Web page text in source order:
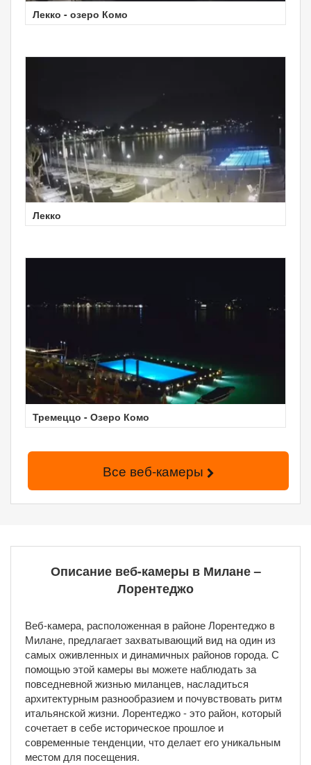
Лекко - озеро Комо
Лекко
Тремеццо - Озеро Комо
Все веб-камеры
Описание веб-камеры в Милане –
Лорентеджо
Веб-камера, расположенная в районе Лорентеджо в
Милане, предлагает захватывающий вид на один из
самых оживленных и динамичных районов города. С
помощью этой камеры вы можете наблюдать за
повседневной жизнью миланцев, насладиться
архитектурным разнообразием и почувствовать ритм
итальянской жизни. Лорентеджо - это район, который
сочетает в себе историческое прошлое и
современные тенденции, что делает его уникальным
местом для посещения.